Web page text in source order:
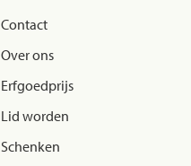
Contact
Over ons
Erfgoedprijs
Lid worden
Schenken